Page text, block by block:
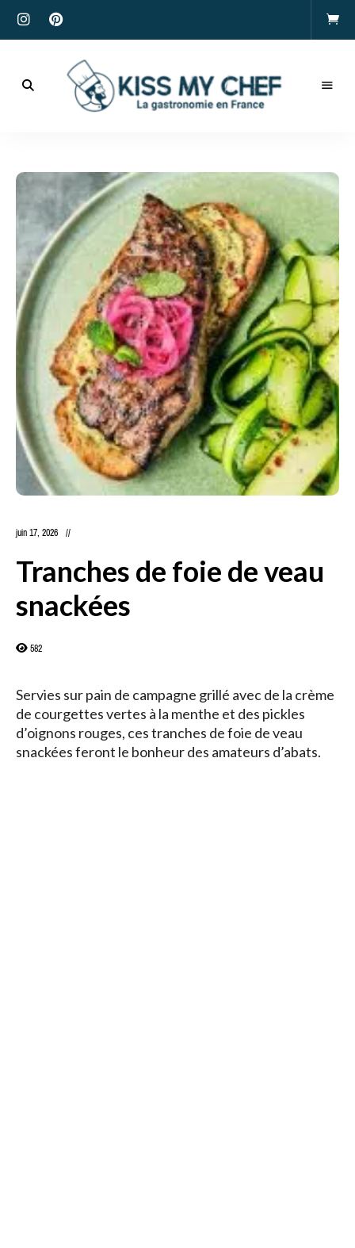
My
Chef
juin 17, 2026
Tranches de foie de veau
snackées
582
Servies sur pain de campagne grillé avec de la crème
de courgettes vertes à la menthe et des pickles
d’oignons rouges, ces tranches de foie de veau
snackées feront le bonheur des amateurs d’abats.